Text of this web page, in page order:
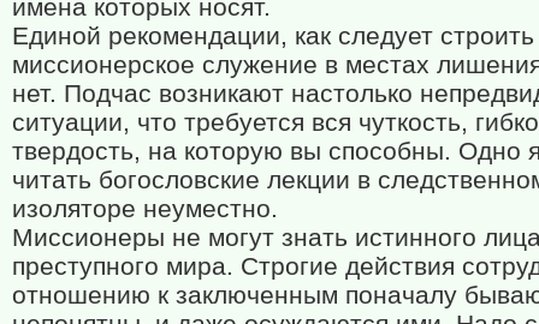
имена которых носят.
Единой рекомендации, как следует строить
миссионерское служение в местах
нет. Подчас возникают настолько
ситуации, что требуется вся чуткость,
твердость, на которую вы способны. Одно
читать богословские лекции в
изоляторе неуместно.
Миссионеры не могут знать истинного
преступного мира. Строгие действия
отношению к заключенным поначалу